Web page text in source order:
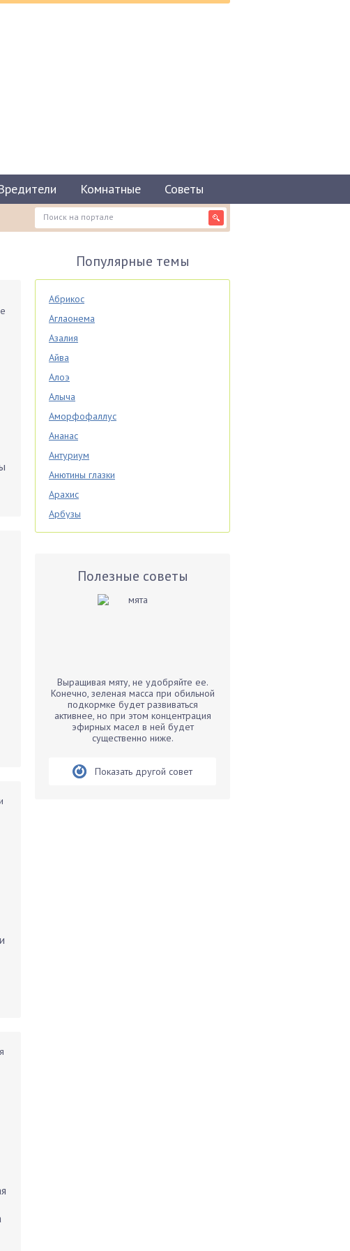
Комнатные Советы
Популярные темы
Абрикос
Аглаонема
Азалия
Айва
Алоэ
Алыча
Аморфофаллус
Ананас
Антуриум
Анютины глазки
Арахис
Арбузы
Аспарагус
Базилик
Бархатцы
Бегония
Белые грибы
Бобовые
Полезные советы
Выращивая мяту, не удобряйте ее.
Конечно, зеленая масса при обильной
подкормке будет развиваться
активнее, но при этом концентрация
эфирных масел в ней будет
существенно ниже.
Показать другой совет